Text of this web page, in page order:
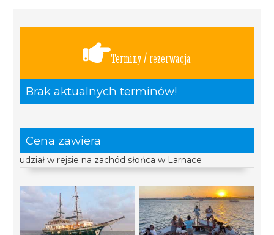
Terminy / rezerwacja
Brak aktualnych terminów!
Cena zawiera
udział w rejsie na zachód słońca w Larnace